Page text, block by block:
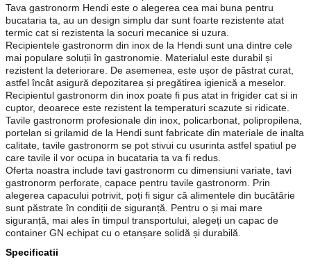
Tava gastronorm Hendi este o alegerea cea mai buna pentru
bucataria ta, au un design simplu dar sunt foarte rezistente atat
termic cat si rezistenta la socuri mecanice si uzura.
Recipientele gastronorm din inox de la Hendi sunt una dintre cele
mai populare soluții în gastronomie. Materialul este durabil și
rezistent la deteriorare. De asemenea, este ușor de păstrat curat,
astfel încât asigură depozitarea și pregătirea igienică a meselor.
Recipientul gastronorm din inox poate fi pus atat in frigider cat si in
cuptor, deoarece este rezistent la temperaturi scazute si ridicate.
Tavile gastronorm profesionale din inox, policarbonat, polipropilena,
portelan si grilamid de la Hendi sunt fabricate din materiale de inalta
calitate, tavile gastronorm se pot stivui cu usurinta astfel spatiul pe
care tavile il vor ocupa in bucataria ta va fi redus.
Oferta noastra include tavi gastronorm cu dimensiuni variate, tavi
gastronorm perforate, capace pentru tavile gastronorm. Prin
alegerea capacului potrivit, poți fi sigur că alimentele din bucătărie
sunt păstrate în condiții de siguranță. Pentru o și mai mare
siguranță, mai ales în timpul transportului, alegeți un capac de
container GN echipat cu o etanșare solidă și durabilă.
Specificatii